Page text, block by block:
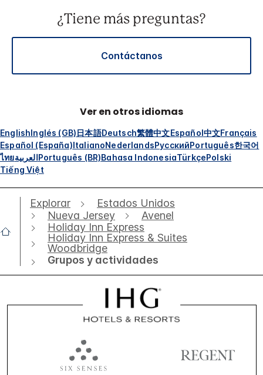
¿Tiene más preguntas?
Contáctanos
Ver en otros idiomas
EnglishInglés (GB)日本語Deutsch繁體中文Español中文Français
Español (España)ItalianoNederlandsРусскийPortuguês한국어
ไทยالعربيةPortuguês (BR)Bahasa IndonesiaTürkçePolski
Tiếng Việt
Explorar
Estados Unidos
Nueva Jersey
Avenel
Holiday Inn Express
Holiday Inn Express & Suites
Woodbridge
Grupos y actividades